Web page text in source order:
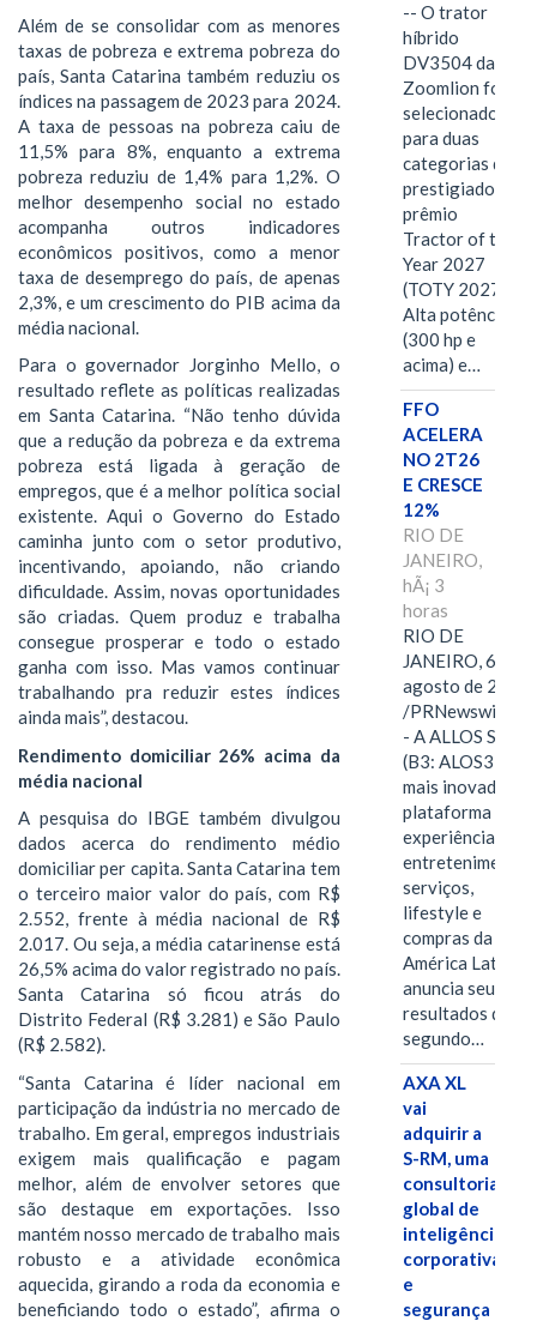
Além de se consolidar com as menores
taxas de pobreza e extrema pobreza do
país, Santa Catarina também reduziu os
índices na passagem de 2023 para 2024.
A taxa de pessoas na pobreza caiu de
11,5% para 8%, enquanto a extrema
pobreza reduziu de 1,4% para 1,2%. O
melhor desempenho social no estado
acompanha outros indicadores
econômicos positivos, como a menor
taxa de desemprego do país, de apenas
2,3%, e um crescimento do PIB acima da
média nacional.
Para o governador Jorginho Mello, o
resultado reflete as políticas realizadas
em Santa Catarina. “Não tenho dúvida
que a redução da pobreza e da extrema
pobreza está ligada à geração de
empregos, que é a melhor política social
existente. Aqui o Governo do Estado
caminha junto com o setor produtivo,
incentivando, apoiando, não criando
dificuldade. Assim, novas oportunidades
são criadas. Quem produz e trabalha
consegue prosperar e todo o estado
ganha com isso. Mas vamos continuar
trabalhando pra reduzir estes índices
ainda mais”, destacou.
Rendimento domiciliar 26% acima da
média nacional
A pesquisa do IBGE também divulgou
dados acerca do rendimento médio
domiciliar per capita. Santa Catarina tem
o terceiro maior valor do país, com R$
2.552, frente à média nacional de R$
2.017. Ou seja, a média catarinense está
26,5% acima do valor registrado no país.
Santa Catarina só ficou atrás do
Distrito Federal (R$ 3.281) e São Paulo
(R$ 2.582).
“Santa Catarina é líder nacional em
participação da indústria no mercado de
trabalho. Em geral, empregos industriais
exigem mais qualificação e pagam
melhor, além de envolver setores que
são destaque em exportações. Isso
mantém nosso mercado de trabalho mais
robusto e a atividade econômica
aquecida, girando a roda da economia e
beneficiando todo o estado”, afirma o
-- O trator
híbrido
DV3504 da
Zoomlion foi
selecionado
para duas
categorias do
prestigiado
prêmio
Tractor of the
Year 2027
(TOTY 2027:
Alta potência
(300 hp e
acima) e…
FFO
ACELERA
NO 2T26
E CRESCE
12%
RIO DE
JANEIRO,
hÃ¡ 3
horas
RIO DE
JANEIRO, 6 de
agosto de 2026
/PRNewswire/ -
- A ALLOS S.A.
(B3: ALOS3), a
mais inovadora
plataforma de
experiências,
entretenimento,
serviços,
lifestyle e
compras da
América Latina
anuncia seus
resultados do
segundo…
AXA XL
vai
adquirir a
S-RM, uma
consultoria
global de
inteligência
corporativa
e
segurança